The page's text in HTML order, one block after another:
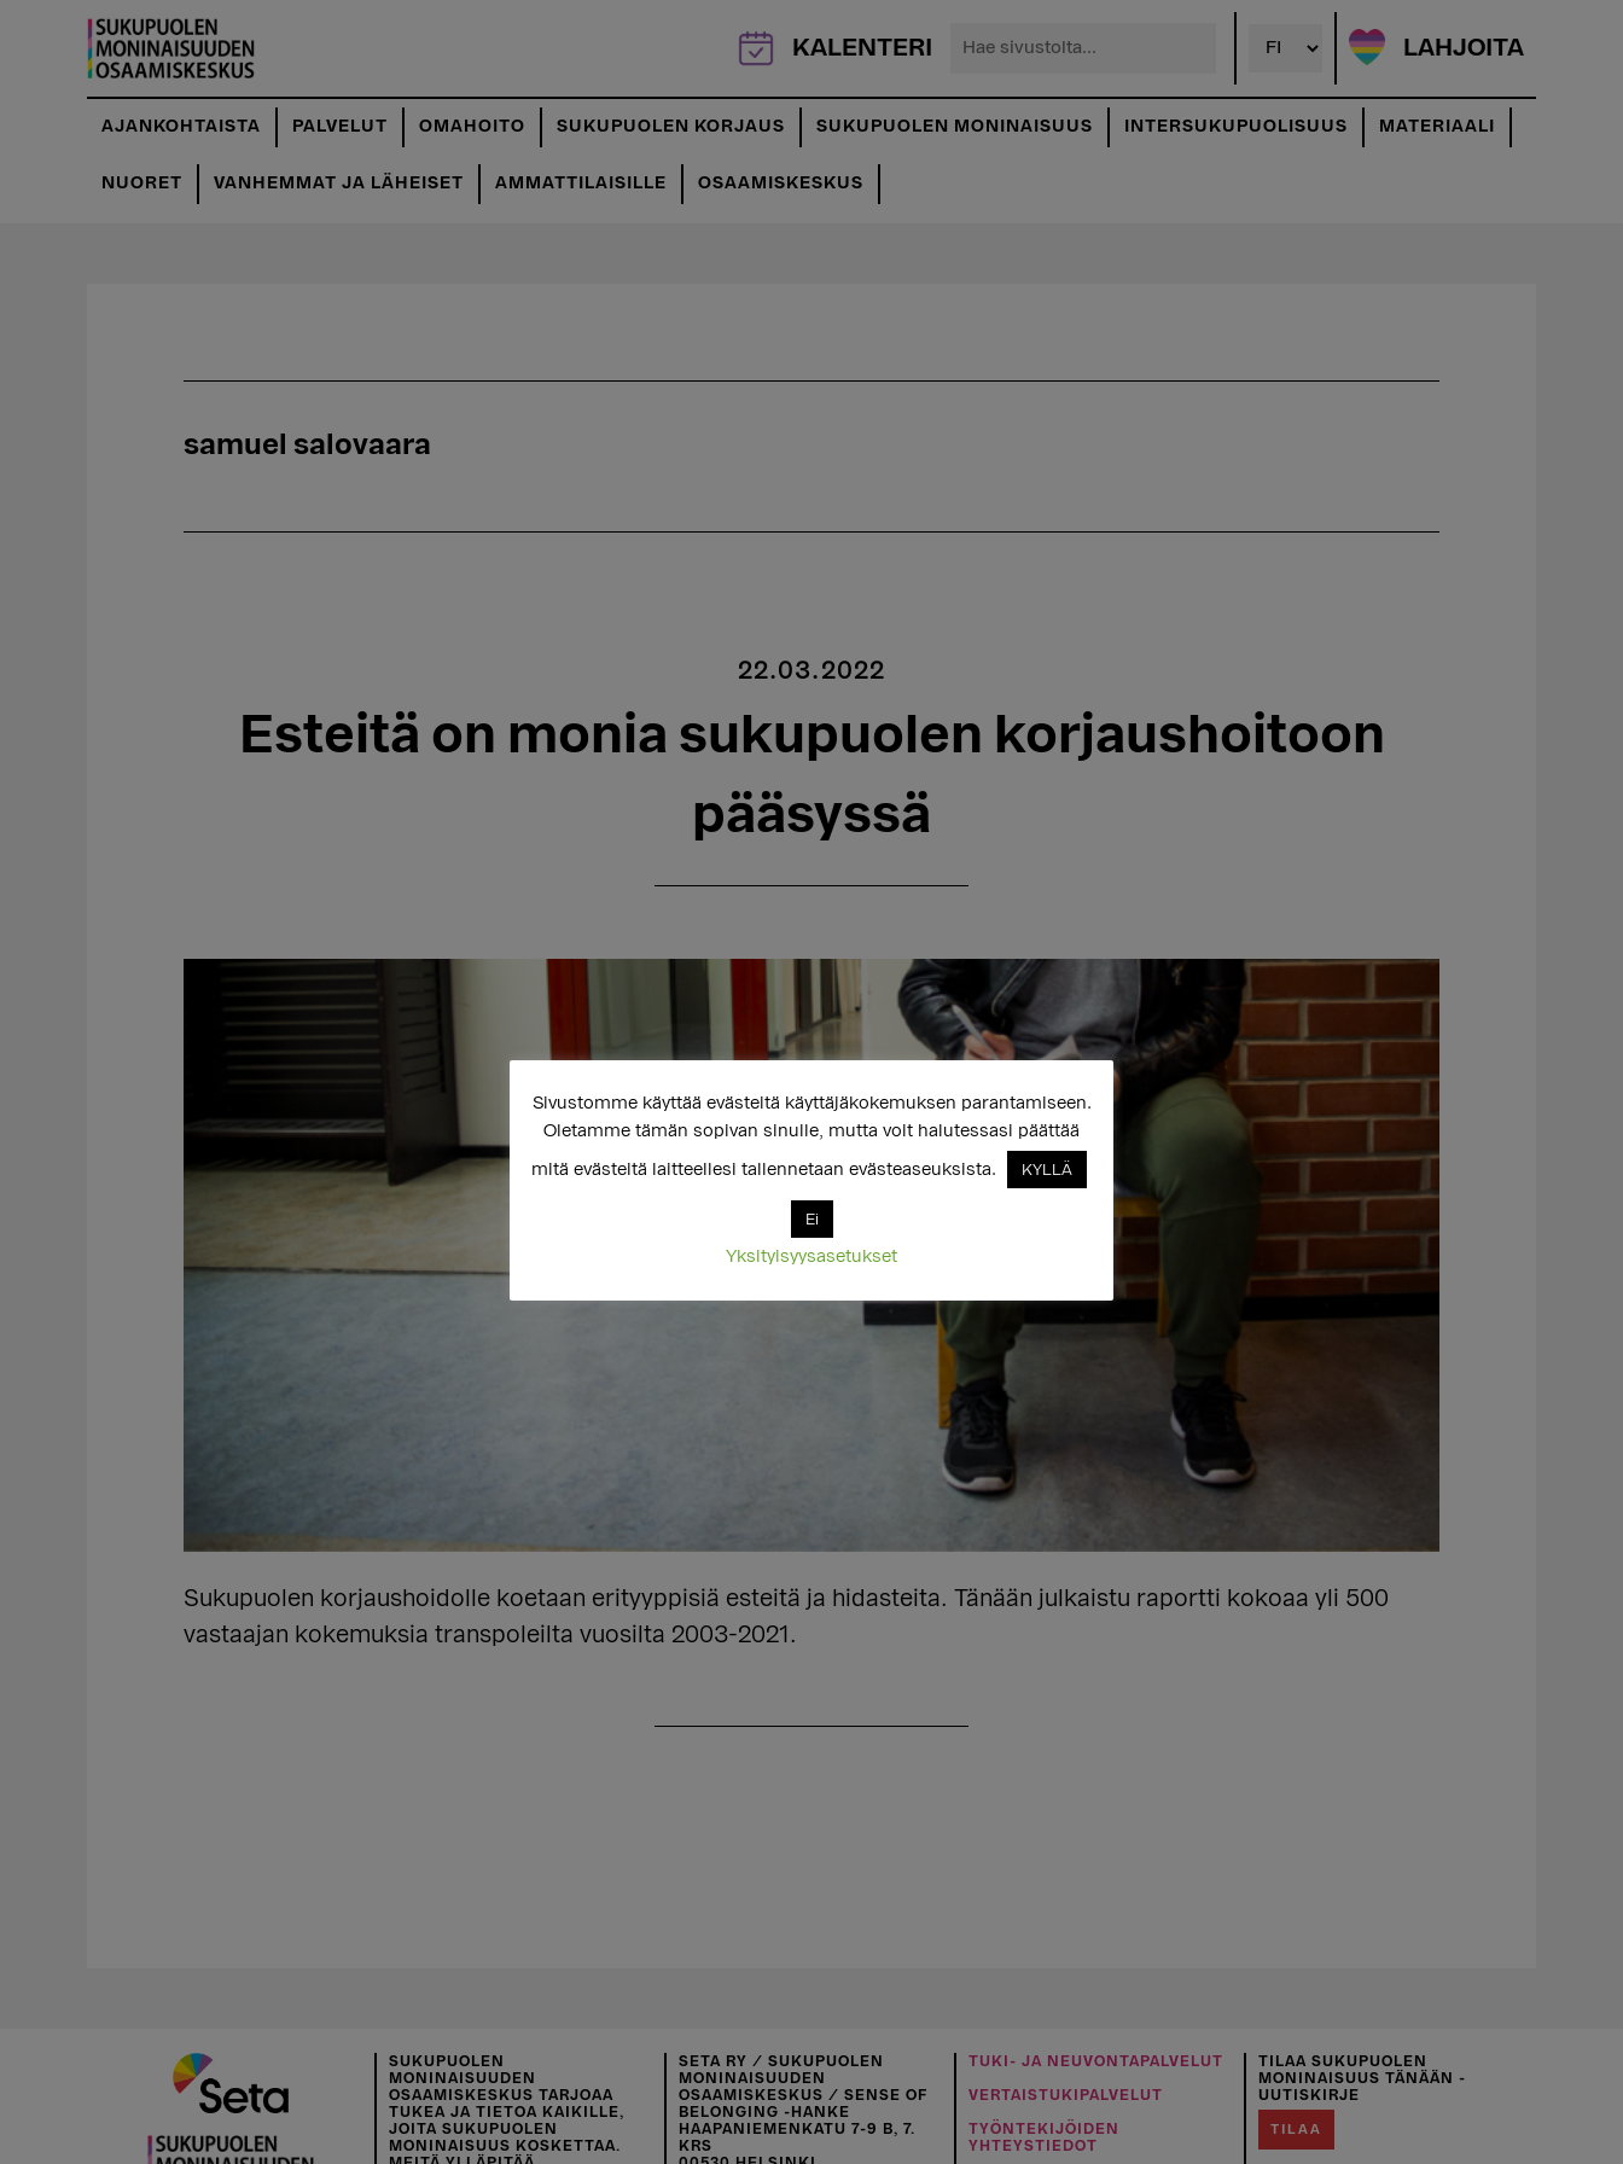
pääsisältöön
LAHJOITA
Hae
KALENTERI
AJANKOHTAISTA PALVELUT OMAHOITO SUKUPUOLEN KORJAUS SUKUPUOLEN MONINAISUUS INTERSUKUPUOLISUUS MATERIAALI
NUORET VANHEMMAT JA LÄHEISET AMMATTILAISILLE OSAAMISKESKUS
samuel salovaara
22.03.2022
Esteitä on monia sukupuolen korjaushoitoon
pääsyssä
Sukupuolen korjaushoidolle koetaan erityyppisiä esteitä ja hidasteita. Tänään julkaistu raportti kokoaa yli 500
vastaajan kokemuksia transpoleilta vuosilta 2003-2021.
SUKUPUOLEN
MONINAISUUDEN
OSAAMISKESKUS TARJOAA
TUKEA JA TIETOA KAIKILLE,
JOITA SUKUPUOLEN
MONINAISUUS KOSKETTAA.
SETA RY / SUKUPUOLEN
MONINAISUUDEN
OSAAMISKESKUS / SENSE OF
BELONGING -HANKE
HAAPANIEMENKATU 7-9 B, 7.
KRS
TUKI- JA NEUVONTAPALVELUT
VERTAISTUKIPALVELUT
TYÖNTEKIJÖIDEN
YHTEYSTIEDOT
TILAA SUKUPUOLEN
MONINAISUUS TÄNÄÄN -
UUTISKIRJE
TILAA
Sivustomme käyttää evästeitä käyttäjäkokemuksen parantamiseen.
Oletamme tämän sopivan sinulle, mutta voit halutessasi päättää
mitä evästeitä laitteellesi tallennetaan evästeaseuksista. KYLLÄ
Ei
Yksityisyysasetukset